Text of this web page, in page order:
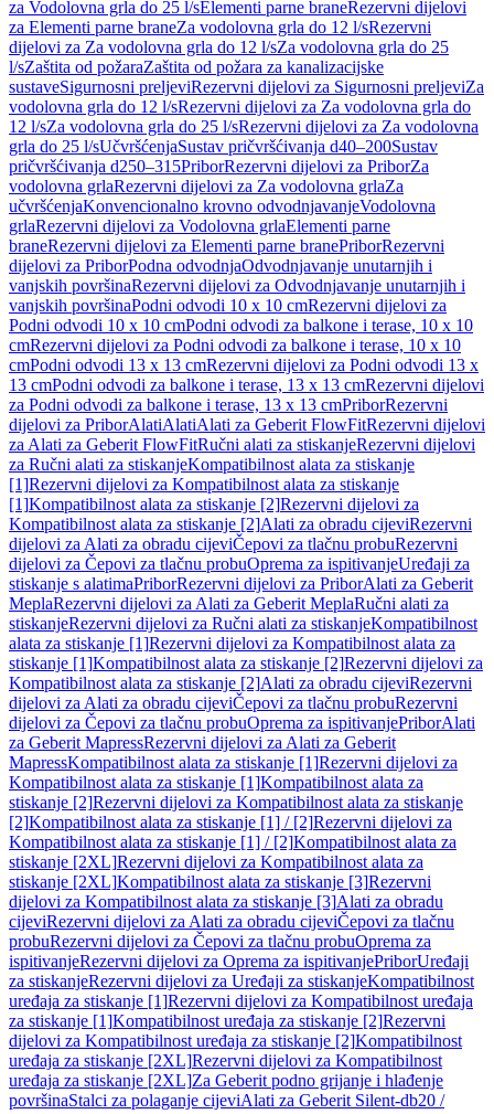
za Vodolovna grla do 25 l/sElementi parne braneRezervni dijelovi
za Elementi parne braneZa vodolovna grla do 12 l/sRezervni
dijelovi za Za vodolovna grla do 12 l/sZa vodolovna grla do 25
l/sZaštita od požaraZaštita od požara za kanalizacijske
sustaveSigurnosni preljeviRezervni dijelovi za Sigurnosni preljeviZa
vodolovna grla do 12 l/sRezervni dijelovi za Za vodolovna grla do
12 l/sZa vodolovna grla do 25 l/sRezervni dijelovi za Za vodolovna
grla do 25 l/sUčvršćenjaSustav pričvršćivanja d40–200Sustav
pričvršćivanja d250–315PriborRezervni dijelovi za PriborZa
vodolovna grlaRezervni dijelovi za Za vodolovna grlaZa
učvršćenjaKonvencionalno krovno odvodnjavanjeVodolovna
grlaRezervni dijelovi za Vodolovna grlaElementi parne
braneRezervni dijelovi za Elementi parne branePriborRezervni
dijelovi za PriborPodna odvodnjaOdvodnjavanje unutarnjih i
vanjskih površinaRezervni dijelovi za Odvodnjavanje unutarnjih i
vanjskih površinaPodni odvodi 10 x 10 cmRezervni dijelovi za
Podni odvodi 10 x 10 cmPodni odvodi za balkone i terase, 10 x 10
cmRezervni dijelovi za Podni odvodi za balkone i terase, 10 x 10
cmPodni odvodi 13 x 13 cmRezervni dijelovi za Podni odvodi 13 x
13 cmPodni odvodi za balkone i terase, 13 x 13 cmRezervni dijelovi
za Podni odvodi za balkone i terase, 13 x 13 cmPriborRezervni
dijelovi za PriborAlatiAlatiAlati za Geberit FlowFitRezervni dijelovi
za Alati za Geberit FlowFitRučni alati za stiskanjeRezervni dijelovi
za Ručni alati za stiskanjeKompatibilnost alata za stiskanje
[1]Rezervni dijelovi za Kompatibilnost alata za stiskanje
[1]Kompatibilnost alata za stiskanje [2]Rezervni dijelovi za
Kompatibilnost alata za stiskanje [2]Alati za obradu cijeviRezervni
dijelovi za Alati za obradu cijeviČepovi za tlačnu probuRezervni
dijelovi za Čepovi za tlačnu probuOprema za ispitivanjeUređaji za
stiskanje s alatimaPriborRezervni dijelovi za PriborAlati za Geberit
MeplaRezervni dijelovi za Alati za Geberit MeplaRučni alati za
stiskanjeRezervni dijelovi za Ručni alati za stiskanjeKompatibilnost
alata za stiskanje [1]Rezervni dijelovi za Kompatibilnost alata za
stiskanje [1]Kompatibilnost alata za stiskanje [2]Rezervni dijelovi za
Kompatibilnost alata za stiskanje [2]Alati za obradu cijeviRezervni
dijelovi za Alati za obradu cijeviČepovi za tlačnu probuRezervni
dijelovi za Čepovi za tlačnu probuOprema za ispitivanjePriborAlati
za Geberit MapressRezervni dijelovi za Alati za Geberit
MapressKompatibilnost alata za stiskanje [1]Rezervni dijelovi za
Kompatibilnost alata za stiskanje [1]Kompatibilnost alata za
stiskanje [2]Rezervni dijelovi za Kompatibilnost alata za stiskanje
[2]Kompatibilnost alata za stiskanje [1] / [2]Rezervni dijelovi za
Kompatibilnost alata za stiskanje [1] / [2]Kompatibilnost alata za
stiskanje [2XL]Rezervni dijelovi za Kompatibilnost alata za
stiskanje [2XL]Kompatibilnost alata za stiskanje [3]Rezervni
dijelovi za Kompatibilnost alata za stiskanje [3]Alati za obradu
cijeviRezervni dijelovi za Alati za obradu cijeviČepovi za tlačnu
probuRezervni dijelovi za Čepovi za tlačnu probuOprema za
ispitivanjeRezervni dijelovi za Oprema za ispitivanjePriborUređaji
za stiskanjeRezervni dijelovi za Uređaji za stiskanjeKompatibilnost
uređaja za stiskanje [1]Rezervni dijelovi za Kompatibilnost uređaja
za stiskanje [1]Kompatibilnost uređaja za stiskanje [2]Rezervni
dijelovi za Kompatibilnost uređaja za stiskanje [2]Kompatibilnost
uređaja za stiskanje [2XL]Rezervni dijelovi za Kompatibilnost
uređaja za stiskanje [2XL]Za Geberit podno grijanje i hlađenje
površinaStalci za polaganje cijeviAlati za Geberit Silent-db20 /